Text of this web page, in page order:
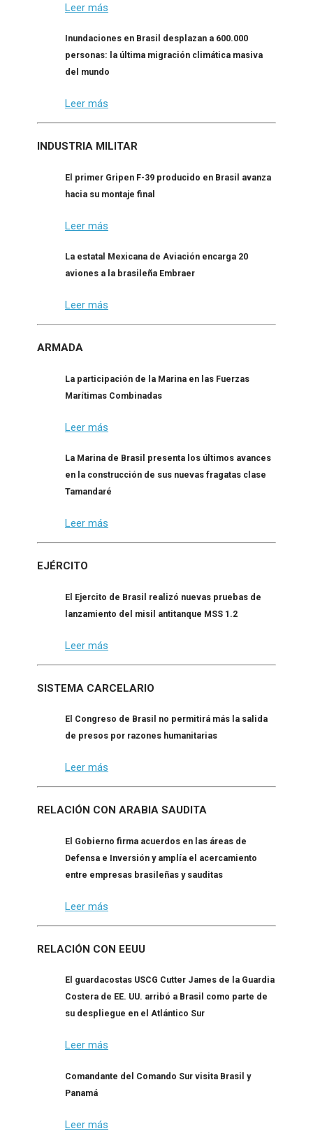
Leer más
Inundaciones en Brasil desplazan a 600.000
personas: la última migración climática masiva
del mundo
Leer más
INDUSTRIA MILITAR
El primer Gripen F-39 producido en Brasil avanza
hacia su montaje final
Leer más
La estatal Mexicana de Aviación encarga 20
aviones a la brasileña Embraer
Leer más
ARMADA
La participación de la Marina en las Fuerzas
Marítimas Combinadas
Leer más
La Marina de Brasil presenta los últimos avances
en la construcción de sus nuevas fragatas clase
Tamandaré
Leer más
EJÉRCITO
El Ejercito de Brasil realizó nuevas pruebas de
lanzamiento del misil antitanque MSS 1.2
Leer más
SISTEMA CARCELARIO
El Congreso de Brasil no permitirá más la salida
de presos por razones humanitarias
Leer más
RELACIÓN CON ARABIA SAUDITA
El Gobierno firma acuerdos en las áreas de
Defensa e Inversión y amplía el acercamiento
entre empresas brasileñas y sauditas
Leer más
RELACIÓN CON EEUU
El guardacostas USCG Cutter James de la Guardia
Costera de EE. UU. arribó a Brasil como parte de
su despliegue en el Atlántico Sur
Leer más
Comandante del Comando Sur visita Brasil y
Panamá
Leer más